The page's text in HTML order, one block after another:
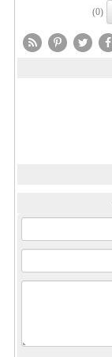
(0)